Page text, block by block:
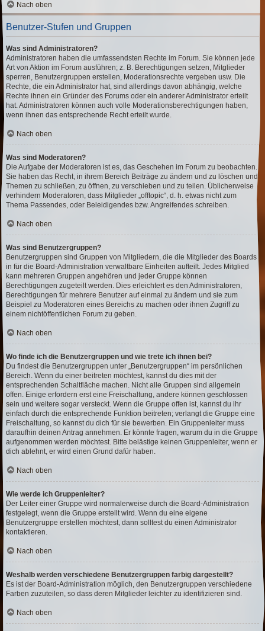
Nach oben
Benutzer-Stufen und Gruppen
Was sind Administratoren?
Administratoren haben die umfassendsten Rechte im Forum. Sie können jede
Art von Aktion im Forum ausführen; z. B. Berechtigungen setzen, Mitglieder
sperren, Benutzergruppen erstellen, Moderationsrechte vergeben usw. Die
Rechte, die ein Administrator hat, sind allerdings davon abhängig, welche
Rechte ihnen ein Gründer des Forums oder ein anderer Administrator erteilt
hat. Administratoren können auch volle Moderationsberechtigungen haben,
wenn ihnen das entsprechende Recht erteilt wurde.
Nach oben
Was sind Moderatoren?
Die Aufgabe der Moderatoren ist es, das Geschehen im Forum zu beobachten.
Sie haben das Recht, in ihrem Bereich Beiträge zu ändern und zu löschen und
Themen zu schließen, zu öffnen, zu verschieben und zu teilen. Üblicherweise
verhindern Moderatoren, dass Mitglieder „offtopic“, d. h. etwas nicht zum
Thema Passendes, oder Beleidigendes bzw. Angreifendes schreiben.
Nach oben
Was sind Benutzergruppen?
Benutzergruppen sind Gruppen von Mitgliedern, die die Mitglieder des Boards
in für die Board-Administration verwaltbare Einheiten aufteilt. Jedes Mitglied
kann mehreren Gruppen angehören und jeder Gruppe können
Berechtigungen zugeteilt werden. Dies erleichtert es den Administratoren,
Berechtigungen für mehrere Benutzer auf einmal zu ändern und sie zum
Beispiel zu Moderatoren eines Bereichs zu machen oder ihnen Zugriff zu
einem nichtöffentlichen Forum zu geben.
Nach oben
Wo finde ich die Benutzergruppen und wie trete ich ihnen bei?
Du findest die Benutzergruppen unter „Benutzergruppen“ im persönlichen
Bereich. Wenn du einer beitreten möchtest, kannst du dies mit der
entsprechenden Schaltfläche machen. Nicht alle Gruppen sind allgemein
offen. Einige erfordern erst eine Freischaltung, andere können geschlossen
sein und weitere sogar versteckt. Wenn die Gruppe offen ist, kannst du ihr
einfach durch die entsprechende Funktion beitreten; verlangt die Gruppe eine
Freischaltung, so kannst du dich für sie bewerben. Ein Gruppenleiter muss
daraufhin deinen Antrag annehmen. Er könnte fragen, warum du in die Gruppe
aufgenommen werden möchtest. Bitte belästige keinen Gruppenleiter, wenn er
dich ablehnt, er wird einen Grund dafür haben.
Nach oben
Wie werde ich Gruppenleiter?
Der Leiter einer Gruppe wird normalerweise durch die Board-Administration
festgelegt, wenn die Gruppe erstellt wird. Wenn du eine eigene
Benutzergruppe erstellen möchtest, dann solltest du einen Administrator
kontaktieren.
Nach oben
Weshalb werden verschiedene Benutzergruppen farbig dargestellt?
Es ist der Board-Administration möglich, den Benutzergruppen verschiedene
Farben zuzuteilen, so dass deren Mitglieder leichter zu identifizieren sind.
Nach oben